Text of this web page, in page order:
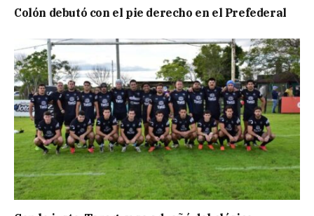
Colón debutó con el pie derecho en el Prefederal